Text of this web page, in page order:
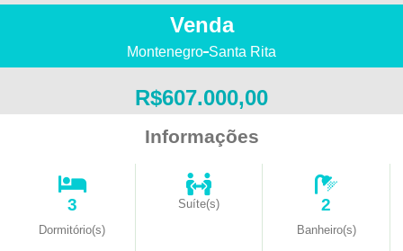
Venda
Montenegro Santa Rita
R$607.000,00
Informações
3
Dormitório(s)
Suíte(s) 2
Banheiro(s)